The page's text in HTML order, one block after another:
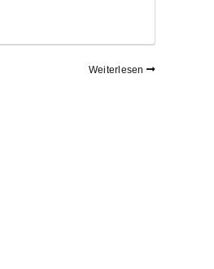
Weiterlesen